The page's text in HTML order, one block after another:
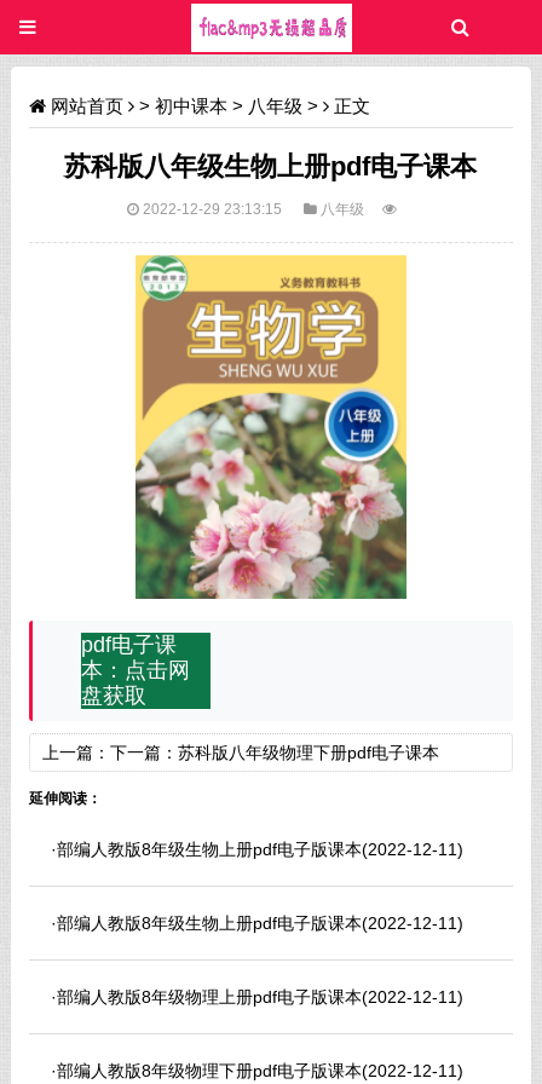
网站首页 > 初中课本> 八年级 > 正文
苏科版八年级生物上册pdf电子课本
2022-12-29 23:13:15 八年级
pdf电子课
本：点击网
盘获取
上一篇： 下一篇： 苏科版八年级物理下册pdf电子课本
延伸阅读：
·部编人教版8年级生物上册pdf电子版课本(2022-12-11)
·部编人教版8年级生物上册pdf电子版课本(2022-12-11)
·部编人教版8年级物理上册pdf电子版课本(2022-12-11)
·部编人教版8年级物理下册pdf电子版课本(2022-12-11)